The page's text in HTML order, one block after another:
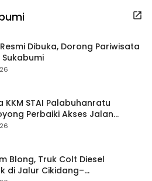
Dibuka, Dorong Pariwisata
Sukabumi
KKM STAI Palabuhanratu
Perbaiki Akses Jalan
di Sagaranten
Blong, Truk Colt Diesel
di Jalur Cikidang–